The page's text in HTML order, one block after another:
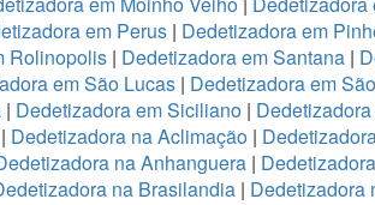
em Perus | Dedetizadora em
Rolinopolis| Dedetizadora em Santana|
em São Lucas| Dedetizadora em
| Dedetizadora em Siciliano |
Dedetizadora na Aclimação|
na Anhanguera |
na Brasilandia| Dedetizadora